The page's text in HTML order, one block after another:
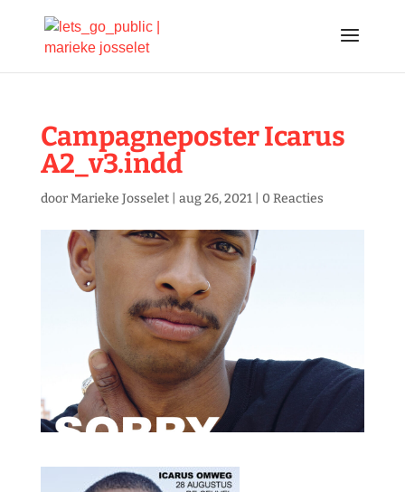
Campagneposter Icarus
A2_v3.indd
doorMarieke Josselet| aug 26, 2021| 0 Reacties